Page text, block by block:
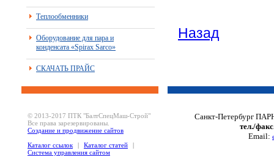
Теплообменники
Оборудование для пара и
конденсата «Spirax Sarco»
СКАЧАТЬ ПРАЙС
Назад
© 2013-2017 ПТК "БалтСпецМаш-Строй"
Все права зарезервированы.
Создание и продвижение сайтов
Каталог ссылок
| Каталог статей
|
Система управления сайтом
Санкт-Петербург
тел./
Email: